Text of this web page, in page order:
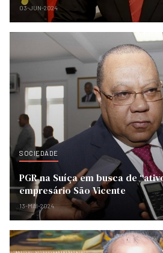
03-JUN-2024
SOCIEDADE
PGR na Suíça em busca de
empresário São Vicente
13-MAI-2024